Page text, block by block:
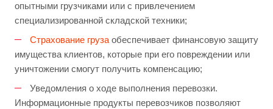
опытными грузчиками или с привлечением
специализированной складской техники;
Страхование груза обеспечивает финансовую защиту
имущества клиентов, которые при его повреждении или
уничтожении смогут получить компенсацию;
Уведомления о ходе выполнения перевозки.
Информационные продукты перевозчиков позволяют